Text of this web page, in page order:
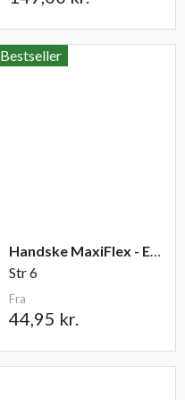
Bestseller
Handske MaxiFlex - Endurance
Str 6
Fra
44,95 kr.